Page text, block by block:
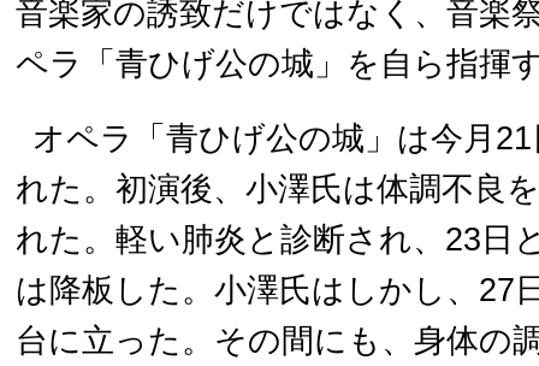
音楽家の誘致だけではなく、音楽
ペラ「青ひげ公の城」を自ら指揮
オペラ「青ひげ公の城」は今月
れた。初演後、小澤氏は体調不良
れた。軽い肺炎と診断され、23日
は降板した。小澤氏はしかし、27
台に立った。その間にも、身体の